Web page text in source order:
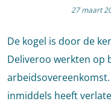
27 maart
De kogel is door de
Deliveroo werkten op
inmiddels heeft